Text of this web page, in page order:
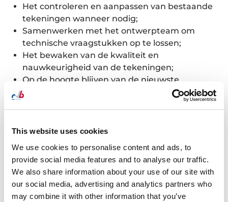
This website uses cookies
We use cookies to personalise content and ads, to
provide social media features and to analyse our traffic.
We also share information about your use of our site with
our social media, advertising and analytics partners who
may combine it with other information that you’ve
Het controleren en aanpassen van bestaande
tekeningen wanneer nodig;
Samenwerken met het ontwerpteam om
technische vraagstukken op te lossen;
Het bewaken van de kwaliteit en
nauwkeurigheid van de tekeningen;
Op de hoogte blijven van de nieuwste
ontwikkelingen in teken- en ontwerpsoftware.
FUNCTIE-EISEN
Minimaal een afgeronde hbo-opleiding in de
richting van Civiele Techniek of vergelijkbaar;
Ervaring als civiel technisch tekenaar is een pré,
maar starters zijn ook welkom;
Uitstekende kennis van CAD-software
(bijvoorbeeld AutoCAD, Civil 3D);